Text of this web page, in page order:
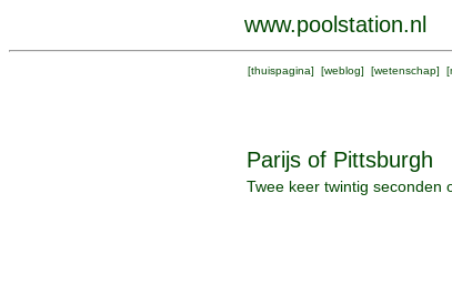
www.poolstation.nl
[thuispagina] [weblog] [wetenschap] [
Parijs of Pittsburgh
Twee keer twintig seconden